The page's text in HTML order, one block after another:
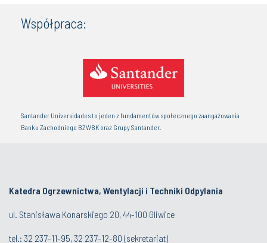
Współpraca:
Santander Universidades to jeden z fundamentów społecznego zaangażowania
Banku Zachodniego BZWBK oraz Grupy Santander.
Katedra Ogrzewnictwa, Wentylacji i Techniki Odpylania
ul. Stanisława Konarskiego 20, 44-100 Gliwice
tel.: 32 237-11-95,32 237-12-80 (sekretariat)